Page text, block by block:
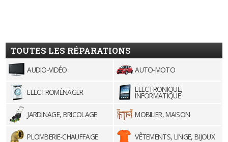
TOUTES LES RÉPARATIONS
AUDIO-VIDÉO AUTO-MOTO
ELECTROMÉNAGER ELECTRONIQUE,
INFORMATIQUE
JARDINAGE, BRICOLAGE
MOBILIER, MAISON
PLOMBERIE-CHAUFFAGE VÊTEMENTS, LINGE, BIJOUX